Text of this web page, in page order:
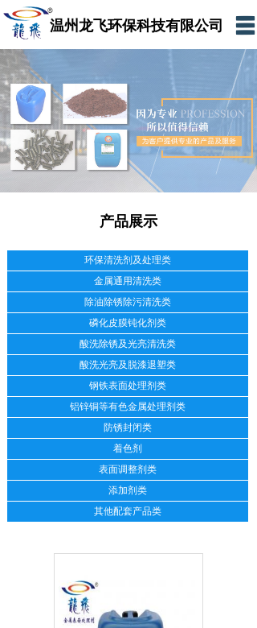
温州龙飞环保科技有限公司
网站首页
公司简介
产品展示
新闻资讯
网上商城
产品展示
环保清洗剂及处理类
金属通用清洗类
除油除锈除污清洗类
磷化皮膜钝化剂类
酸洗除锈及光亮清洗类
酸洗光亮及脱漆退塑类
钢铁表面处理剂类
铝锌铜等有色金属处理剂类
防锈封闭类
着色剂
表面调整剂类
添加剂类
其他配套产品类